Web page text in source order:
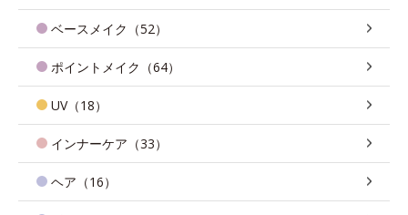
ベースメイク（52）
ポイントメイク（64）
UV（18）
インナーケア（33）
ヘア（16）